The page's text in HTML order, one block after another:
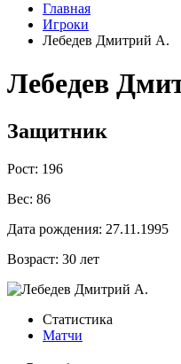
Главная
Игроки
Лебедев Дмитрий А.
Лебедев
Защитник
Рост: 196
Вес: 86
Дата рождения: 27.11.1995
Возраст: 30 лет
Статистика
Матчи